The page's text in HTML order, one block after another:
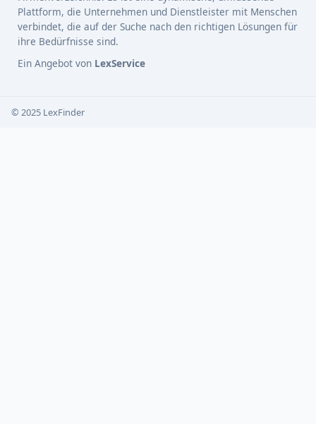
Plattform, die Unternehmen und Dienstleister mit Menschen
verbindet, die auf der Suche nach den richtigen Lösungen für
ihre Bedürfnisse sind.
Ein Angebot von LexService
© 2025 LexFinder